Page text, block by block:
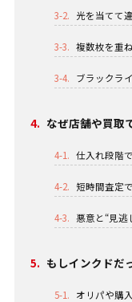
3-2. 光を当てて
3-3. 複数枚を重
3-4. ブラックラ
4. なぜ店舗や買取
4-1. 仕入れ段階
4-2. 短時間査定
4-3. 悪意と“見逃
5. もしインクドだ
5-1. オリパや購